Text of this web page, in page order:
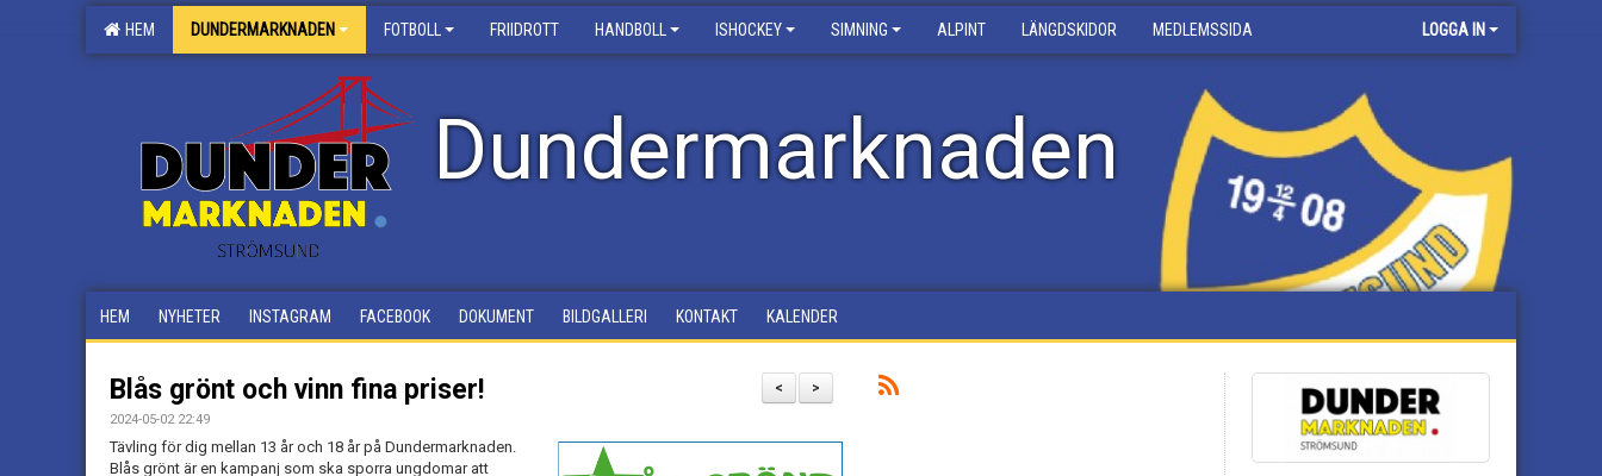
HEM DUNDERMARKNADEN FOTBOLL FRIIDROTT HANDBOLL ISHOCKEY SIMNING ALPINT LÄNGDSKIDOR MEDLEMSSIDA LOGGA IN
Dundermarknaden
HEM NYHETER INSTAGRAM FACEBOOK DOKUMENT BILDGALLERI KONTAKT KALENDER
>
<
Blås grönt och vinn fina priser!
2024-05-02 22:49
Tävling för dig mellan 13 år och 18 år på Dundermarknaden.
Blås grönt är en kampanj som ska sporra ungdomar att